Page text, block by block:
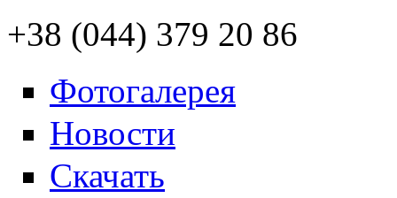
+38 (044) 379 20 86
Фотогалерея
Новости
Скачать